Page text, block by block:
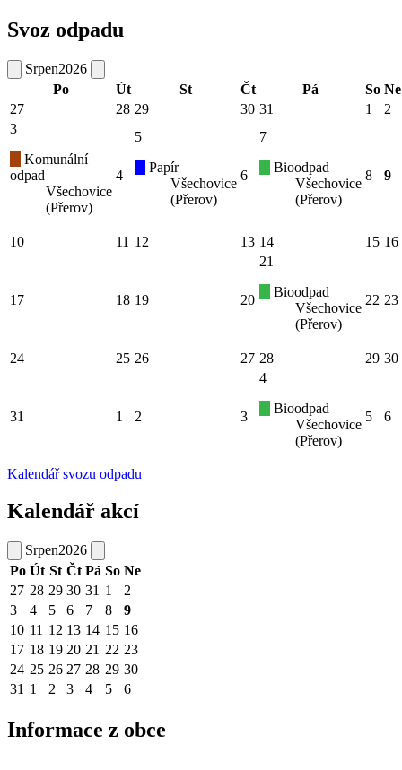
Svoz odpadu
Srpen2026
Po
Út St Čt Pá So Ne
27
28 29 30 31 1
2
3
Komunální
odpad
Všechovice
(Přerov)
4
5
Papír
Všechovice
(Přerov)
6
7
Bioodpad
Všechovice
(Přerov)
8 9
10 11 12 13 14 15 16
17 18 19 20
21
Bioodpad
Všechovice
(Přerov)
22 23
24 25 26 27 28 29 30
31 1 2 3
4
Bioodpad
Všechovice
(Přerov)
5 6
Kalendář svozu odpadu
Kalendář akcí
Srpen2026
Po Út St Čt Pá So Ne
27 28 29 30 31 1
2
3
4 5 6 7 8
9
10 11 12 13 14 15 16
17 18 19 20 21 22 23
24 25 26 27 28 29 30
31 1 2 3 4 5 6
Informace z obce